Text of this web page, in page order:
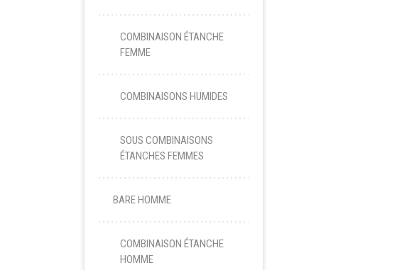
COMBINAISON ÉTANCHE
FEMME
COMBINAISONS HUMIDES
SOUS COMBINAISONS
ÉTANCHES FEMMES
BARE HOMME
COMBINAISON ÉTANCHE
HOMME